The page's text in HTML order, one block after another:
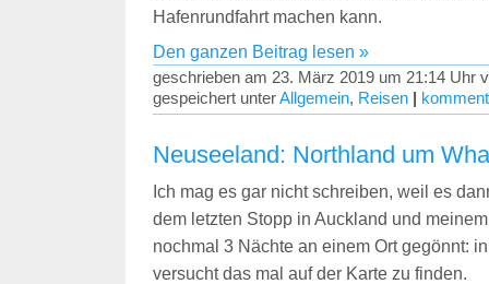
Hafenrundfahrt machen kann.
Den ganzen Beitrag lesen »
geschrieben am 23. März 2019 um 21:14 Uhr
gespeichert unterAllgemein, Reisen
Neuseeland: Northland um
Ich mag es gar nicht schreiben, weil es
dem letzten Stopp in Auckland und
nochmal 3 Nächte an einem Ort gegönnt:
versucht das mal auf der Karte zu finden.